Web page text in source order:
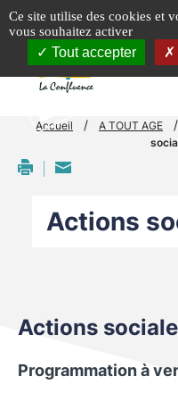
Accueil / A TOUT AGE /
Actions
Actions
Programmation à
Ce site utilise des cookies et
vous souhaitez activer
Tout accepter